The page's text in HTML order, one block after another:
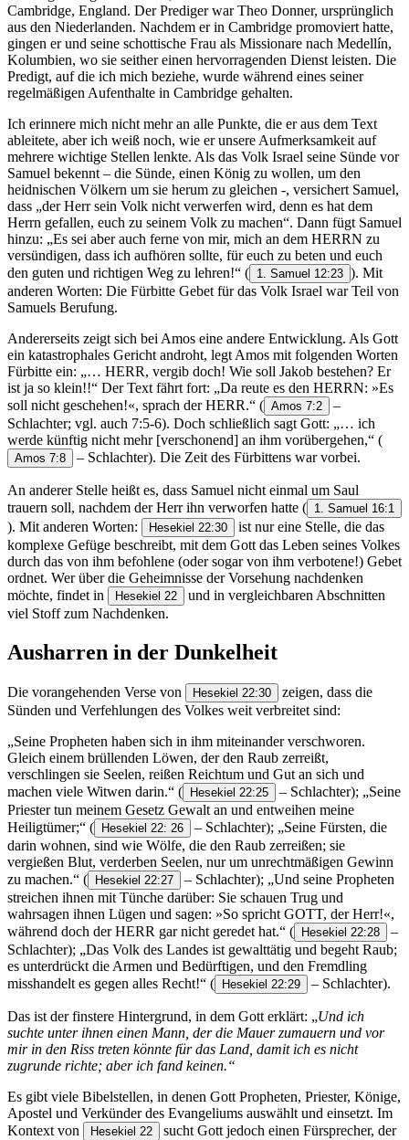
Cambridge, England. Der Prediger war Theo Donner, ursprünglich
aus den Niederlanden. Nachdem er in Cambridge promoviert hatte,
gingen er und seine schottische Frau als Missionare nach Medellín,
Kolumbien, wo sie seither einen hervorragenden Dienst leisten. Die
Predigt, auf die ich mich beziehe, wurde während eines seiner
regelmäßigen Aufenthalte in Cambridge gehalten.
Ich erinnere mich nicht mehr an alle Punkte, die er aus dem Text
ableitete, aber ich weiß noch, wie er unsere Aufmerksamkeit auf
mehrere wichtige Stellen lenkte. Als das Volk Israel seine Sünde vor
Samuel bekennt – die Sünde, einen König zu wollen, um den
heidnischen Völkern um sie herum zu gleichen -, versichert Samuel,
dass „der Herr sein Volk nicht verwerfen wird, denn es hat dem
Herrn gefallen, euch zu seinem Volk zu machen“. Dann fügt Samuel
hinzu: „Es sei aber auch ferne von mir, mich an dem HERRN zu
versündigen, dass ich aufhören sollte, für euch zu beten und euch
den guten und richtigen Weg zu lehren!“ ( 1. Samuel 12:23 ). Mit
anderen Worten: Die Fürbitte Gebet für das Volk Israel war Teil von
Samuels Berufung.
Andererseits zeigt sich bei Amos eine andere Entwicklung. Als Gott
ein katastrophales Gericht androht, legt Amos mit folgenden Worten
Fürbitte ein: „… HERR, vergib doch! Wie soll Jakob bestehen? Er
ist ja so klein!!“ Der Text fährt fort: „Da reute es den HERRN: »Es
soll nicht geschehen!«, sprach der HERR.“ ( Amos 7:2
–
Schlachter; vgl. auch 7:5-6). Doch schließlich sagt Gott: „… ich
werde künftig nicht mehr [verschonend] an ihm vorübergehen,“ (
Amos 7:8 – Schlachter). Die Zeit des Fürbittens war vorbei.
An anderer Stelle heißt es, dass Samuel nicht einmal um Saul
trauern soll, nachdem der Herr ihn verworfen hatte ( 1. Samuel 16:1
). Mit anderen Worten: Hesekiel 22:30
ist nur eine Stelle, die das
komplexe Gefüge beschreibt, mit dem Gott das Leben seines Volkes
durch das von ihm befohlene (oder sogar von ihm verbotene!) Gebet
ordnet. Wer über die Geheimnisse der Vorsehung nachdenken
möchte, findet in
Hesekiel 22
und in vergleichbaren Abschnitten
viel Stoff zum Nachdenken.
Ausharren in der Dunkelheit
Die vorangehenden Verse von Hesekiel 22:30
zeigen, dass die
Sünden und Verfehlungen des Volkes weit verbreitet sind:
„Seine Propheten haben sich in ihm miteinander verschworen.
Gleich einem brüllenden Löwen, der den Raub zerreißt,
verschlingen sie Seelen, reißen Reichtum und Gut an sich und
machen viele Witwen darin.“ ( Hesekiel 22:25
– Schlachter); „Seine
Priester tun meinem Gesetz Gewalt an und entweihen meine
Heiligtümer;“ ( Hesekiel 22: 26
– Schlachter); „Seine Fürsten, die
darin wohnen, sind wie Wölfe, die den Raub zerreißen; sie
vergießen Blut, verderben Seelen, nur um unrechtmäßigen Gewinn
zu machen.“ ( Hesekiel 22:27
– Schlachter); „Und seine Propheten
streichen ihnen mit Tünche darüber: Sie schauen Trug und
wahrsagen ihnen Lügen und sagen: »So spricht GOTT, der Herr!«,
während doch der HERR gar nicht geredet hat.“ ( Hesekiel 22:28
–
Schlachter); „Das Volk des Landes ist gewalttätig und begeht Raub;
es unterdrückt die Armen und Bedürftigen, und den Fremdling
misshandelt es gegen alles Recht!“ ( Hesekiel 22:29 – Schlachter).
Das ist der finstere Hintergrund, in dem Gott erklärt: „Und ich
suchte unter ihnen einen Mann, der die Mauer zumauern und vor
mir in den Riss treten könnte für das Land, damit ich es nicht
zugrunde richte; aber ich fand keinen.“
Es gibt viele Bibelstellen, in denen Gott Propheten, Priester, Könige,
Apostel und Verkünder des Evangeliums auswählt und einsetzt. Im
Kontext von
Hesekiel 22
sucht Gott jedoch einen Fürsprecher, der